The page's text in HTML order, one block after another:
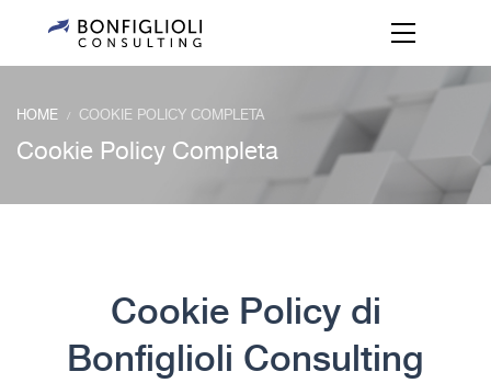
HOME / COOKIE POLICY COMPLETA
Cookie Policy Completa
Cookie Policy di
Bonfiglioli Consulting